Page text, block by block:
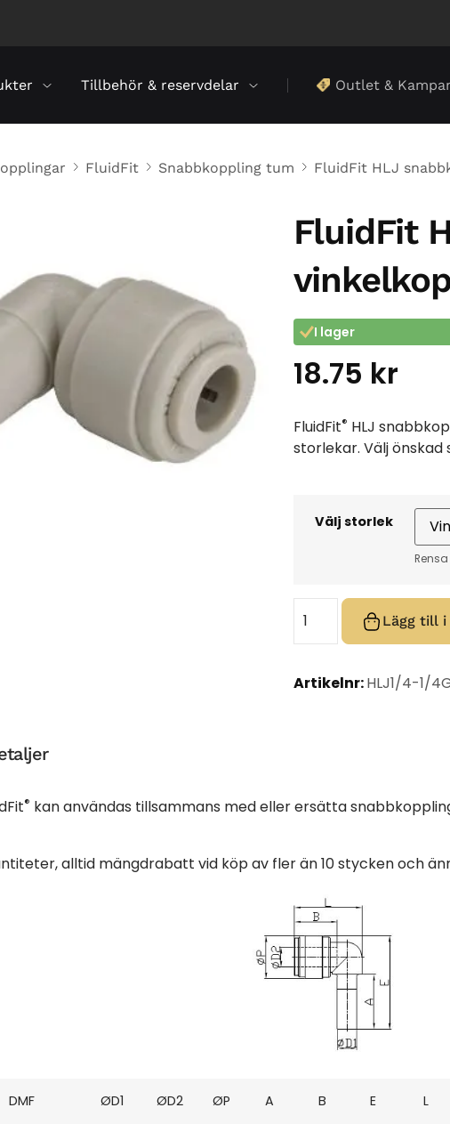
Tillbehör & reservdelar Outlet &
FluidFit Snabbkoppling tum FluidFit HLJ
FluidFit
I lager
18.75 kr
FluidFit® HLJ
storlekar. Välj önskad
Välj storlek
Rensa
Lägg till
Artikelnr:HLJ1/4-1/
® kan användas tillsammans med eller ersätta
alltid mängdrabatt vid köp av fler än 10 stycken och
DMF ØD1 ØD2 ØP A B E L